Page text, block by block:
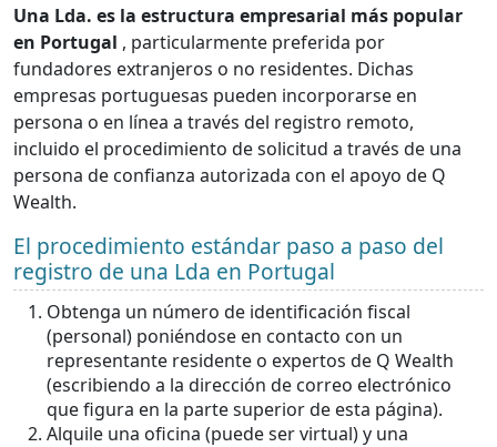
Una Lda. es la estructura empresarial más popular
en Portugal , particularmente preferida por
fundadores extranjeros o no residentes. Dichas
empresas portuguesas pueden incorporarse en
persona o en línea a través del registro remoto,
incluido el procedimiento de solicitud a través de una
persona de confianza autorizada con el apoyo de Q
Wealth.
El procedimiento estándar paso a paso del
registro de una Lda en Portugal
Obtenga un número de identificación fiscal
(personal) poniéndose en contacto con un
representante residente o expertos de Q Wealth
(escribiendo a la dirección de correo electrónico
que figura en la parte superior de esta página).
Alquile una oficina (puede ser virtual) y una